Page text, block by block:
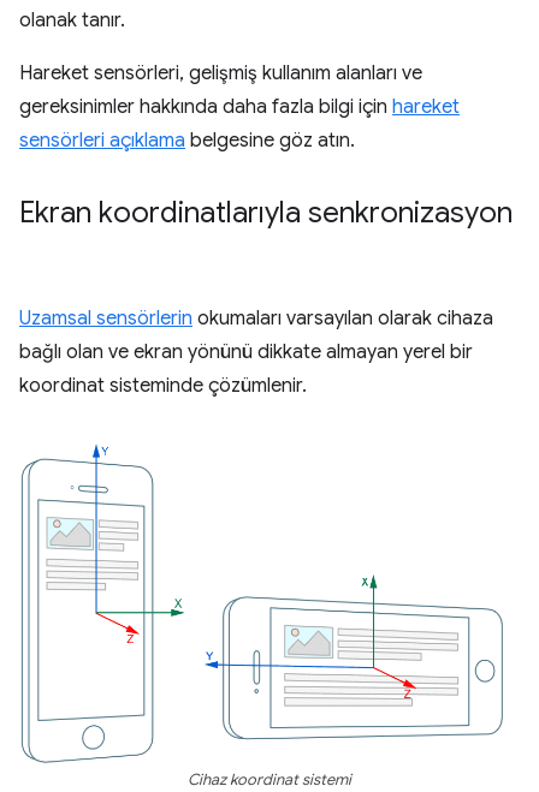
olanak tanır.
Hareket sensörleri, gelişmiş kullanım alanları ve
gereksinimler hakkında daha fazla bilgi için hareket
sensörleri açıklama belgesine göz atın.
Ekran koordinatlarıyla senkronizasyon
Uzamsal sensörlerin okumaları varsayılan olarak cihaza
bağlı olan ve ekran yönünü dikkate almayan yerel bir
koordinat sisteminde çözümlenir.
Cihaz koordinat sistemi